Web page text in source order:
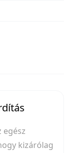
egész
kizárólag